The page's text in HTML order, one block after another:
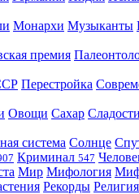
Монархи Музыканты
премия
Перестройка
Овощи Сахар Сладости
система Солнце
Криминал 547
Мир Мифология
Рекорды Религия